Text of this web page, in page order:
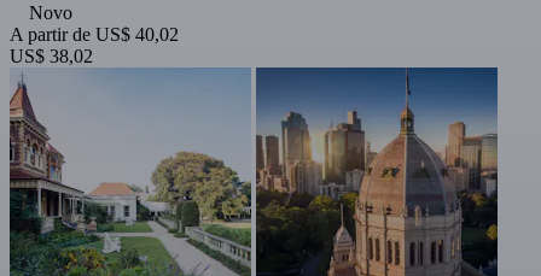
Novo
A partir de US$ 40,02
US$ 38,02